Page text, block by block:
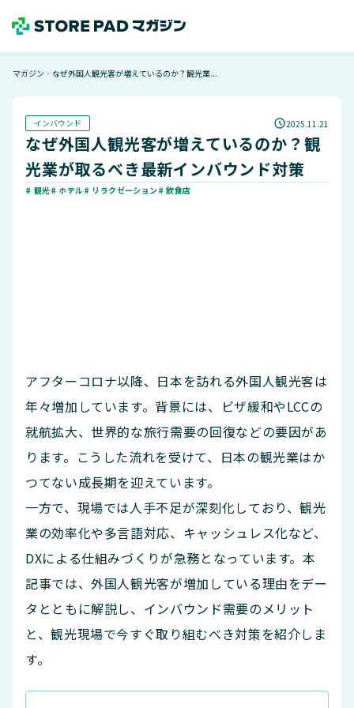
マガジン ＞ なぜ外国人観光客が増えているのか？観光業...
インバウンド 2025.11.21
なぜ外国人観光客が増えているのか？観
光業が取るべき最新インバウンド対策
# 観光# ホテル # リラクゼーション# 飲食店
アフターコロナ以降、日本を訪れる外国人観光客は
年々増加しています。背景には、ビザ緩和やLCCの
就航拡大、世界的な旅行需要の回復などの要因があ
ります。こうした流れを受けて、日本の観光業はか
つてない成長期を迎えています。
一方で、現場では人手不足が深刻化しており、観光
業の効率化や多言語対応、キャッシュレス化など、
DXによる仕組みづくりが急務となっています。本
記事では、外国人観光客が増加している理由をデー
タとともに解説し、インバウンド需要のメリット
と、観光現場で今すぐ取り組むべき対策を紹介しま
す。